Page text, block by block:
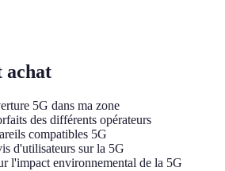
achat
5G dans ma zone
des différents opérateurs
compatibles 5G
d'utilisateurs sur la 5G
l'impact environnemental de la 5G